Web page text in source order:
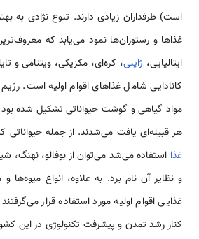
است) طرفداران زیادی دارند. تنوع نژادی به
غذاها و رستوران‌ها نمود می‌یابد که
ایتالیایی، ژاپنی، ‌کره‌ای، ‌مکزیکی، ویتنامی و
کانادایی شامل غذاهای اقوام اولیه است.
مواد گیاهی و گوشت حیواناتی تشکیل شده
هر قبیله‌ای یافت می‌شدند. از جمله حیواناتی
غذا استفاده می‌شد می‌توان از بوفالو، نهنگ،
و نظایر آن نام برد. به علاوه، انواع میوه‌ها
غذایی اقوام اولیه مورد استفاده قرار
کنار رشد تمدن و پیشرفت تکنولوژی در این